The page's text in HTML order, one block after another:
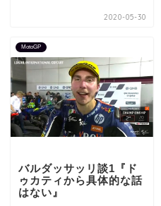
2020-05-30
MotoGP
バルダッサッリ談1『ド
ゥカティから具体的な話
はない』